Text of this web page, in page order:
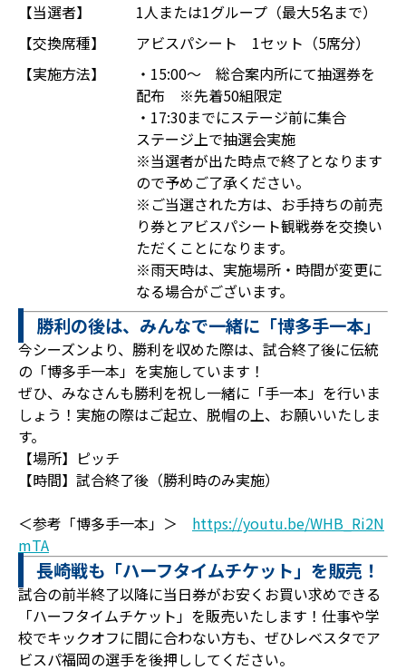
【当選者】
1人または1グループ（最大5名まで）
【交換席種】
アビスパシート 1セット（5席分）
【実施方法】
・15:00～ 総合案内所にて抽選券を
配布 ※先着50組限定
・17:30までにステージ前に集合
ステージ上で抽選会実施
※当選者が出た時点で終了となります
ので予めご了承ください。
※ご当選された方は、お手持ちの前売
り券とアビスパシート観戦券を交換い
ただくことになります。
※雨天時は、実施場所・時間が変更に
なる場合がございます。
勝利の後は、みんなで一緒に「博多手一本」
今シーズンより、勝利を収めた際は、試合終了後に伝統
の「博多手一本」を実施しています！
ぜひ、みなさんも勝利を祝し一緒に「手一本」を行いま
しょう！実施の際はご起立、脱帽の上、お願いいたしま
す。
【場所】ピッチ
【時間】試合終了後（勝利時のみ実施）
＜参考「博多手一本」＞ https://youtu.be/WHB_Ri2N
mTA
長崎戦も「ハーフタイムチケット」を販売！
試合の前半終了以降に当日券がお安くお買い求めできる
「ハーフタイムチケット」を販売いたします！仕事や学
校でキックオフに間に合わない方も、ぜひレベスタでア
ビスパ福岡の選手を後押ししてください。